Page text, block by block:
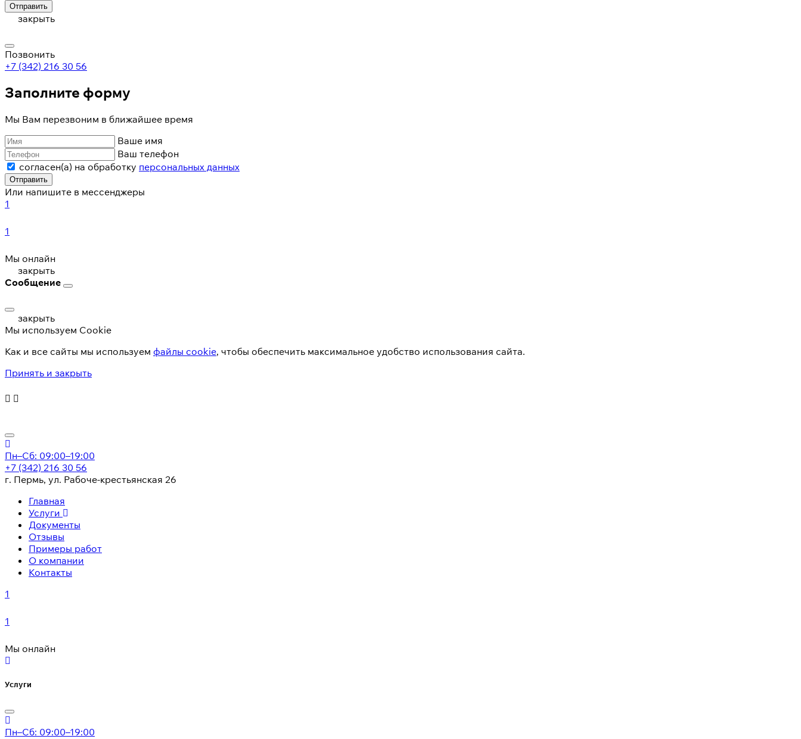
Отправить
закрыть
Позвонить
+7 (342) 216 30 56
Заполните форму
Мы Вам перезвоним в ближайшее время
Ваше имя
Ваш телефон
согласен(а) на обработку персональных данных
Отправить
Или напишите в мессенджеры
1
1
Мы онлайн
закрыть
Сообщение
закрыть
Мы используем Cookie
Как и все сайты мы используем файлы cookie, чтобы обеспечить максимальное удобство использования сайта.
Принять и закрыть
Пн–Сб: 09:00–19:00
+7 (342) 216 30 56
г. Пермь, ул. Рабоче-крестьянская 26
Главная
Услуги
Документы
Отзывы
Примеры работ
О компании
Контакты
1
1
Мы онлайн
Услуги
Пн–Сб: 09:00–19:00